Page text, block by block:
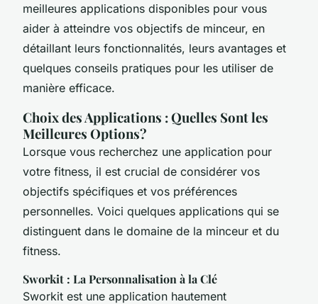
meilleures applications disponibles pour vous
aider à atteindre vos objectifs de minceur, en
détaillant leurs fonctionnalités, leurs avantages et
quelques conseils pratiques pour les utiliser de
manière efficace.
Choix des Applications : Quelles Sont les
Meilleures Options?
Lorsque vous recherchez une application pour
votre fitness, il est crucial de considérer vos
objectifs spécifiques et vos préférences
personnelles. Voici quelques applications qui se
distinguent dans le domaine de la minceur et du
fitness.
Sworkit : La Personnalisation à la Clé
Sworkit est une application hautement